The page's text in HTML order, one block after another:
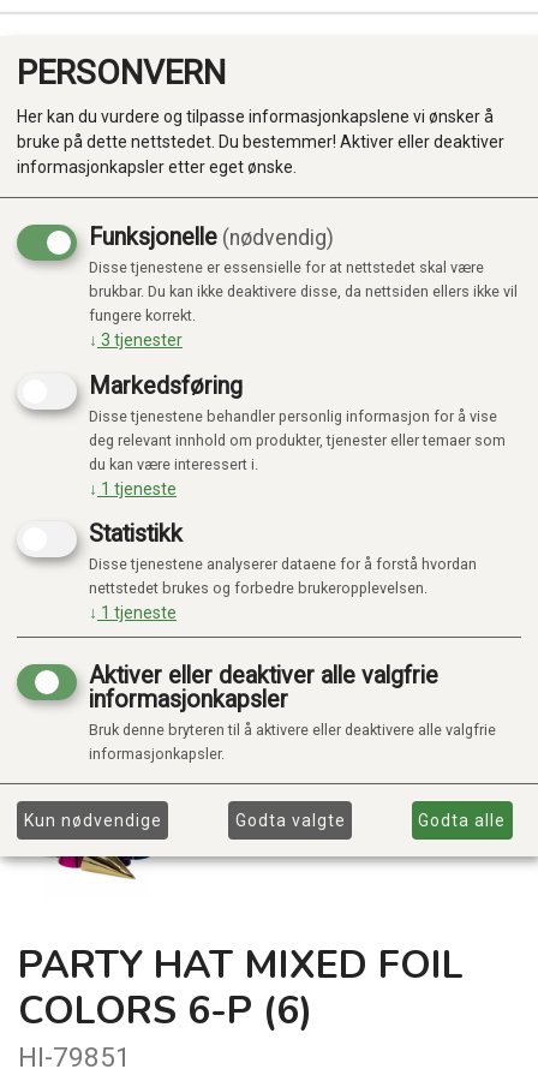
Produkter
Kategorier
PARTY HAT MIXED FOIL
COLORS 6-P (6)
HI-79851
PERSONVERN
Her kan du vurdere og tilpasse informasjonkapslene vi ønsker å
bruke på dette nettstedet. Du bestemmer! Aktiver eller deaktiver
informasjonkapsler etter eget ønske.
Funksjonelle (nødvendig)
Disse tjenestene er essensielle for at nettstedet skal være
brukbar. Du kan ikke deaktivere disse, da nettsiden ellers ikke vil
fungere korrekt.
↓ 3 tjenester
Markedsføring
Disse tjenestene behandler personlig informasjon for å vise
deg relevant innhold om produkter, tjenester eller temaer som
du kan være interessert i.
↓ 1 tjeneste
Statistikk
Disse tjenestene analyserer dataene for å forstå hvordan
nettstedet brukes og forbedre brukeropplevelsen.
↓ 1 tjeneste
Aktiver eller deaktiver alle valgfrie
informasjonkapsler
Bruk denne bryteren til å aktivere eller deaktivere alle valgfrie
informasjonkapsler.
Kun nødvendige Godta valgte Godta alle